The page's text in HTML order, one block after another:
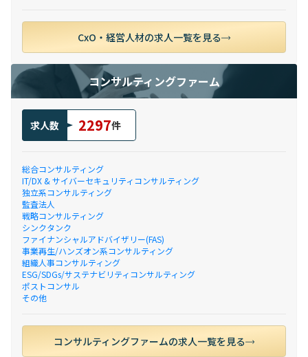
CxO・経営人材の求人一覧を見る
コンサルティングファーム
求人数 2297件
総合コンサルティング
IT/DX & サイバーセキュリティコンサルティング
独立系コンサルティング
監査法人
戦略コンサルティング
シンクタンク
ファイナンシャルアドバイザリー(FAS)
事業再生/ハンズオン系コンサルティング
組織人事コンサルティング
ESG/SDGs/サステナビリティコンサルティング
ポストコンサル
その他
コンサルティングファームの求人一覧を見る